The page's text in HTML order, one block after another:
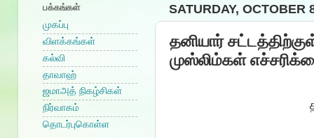
SATURDAY, OCTOBER
தனியார்
முஸ்லிம்கள்
பக்கங்கள்
முகப்பு
விளக்கங்கள்
கல்வி
தாவாஹ்
ஜமாஅத் நிகழ்சிகள்
நிர்வாகம்
தொடர்புகொள்ள